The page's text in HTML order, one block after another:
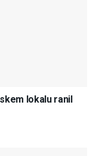
lokalu ranil